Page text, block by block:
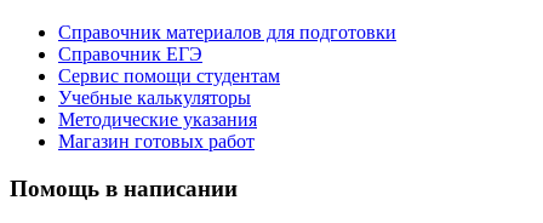
Справочник материалов для подготовки
Справочник ЕГЭ
Сервис помощи студентам
Учебные калькуляторы
Методические указания
Магазин готовых работ
Помощь в написании